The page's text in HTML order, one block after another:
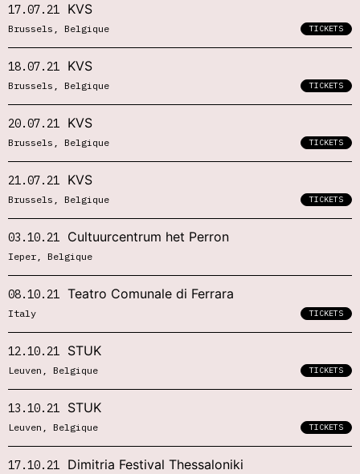
17.07.21 KVS
Brussels, Belgique TICKETS
18.07.21 KVS
Brussels, Belgique TICKETS
20.07.21 KVS
Brussels, Belgique TICKETS
21.07.21 KVS
Brussels, Belgique TICKETS
03.10.21 Cultuurcentrum het Perron
Ieper, Belgique
08.10.21 Teatro Comunale di Ferrara
Italy TICKETS
12.10.21 STUK
Leuven, Belgique TICKETS
13.10.21 STUK
Leuven, Belgique TICKETS
17.10.21 Dimitria Festival Thessaloniki